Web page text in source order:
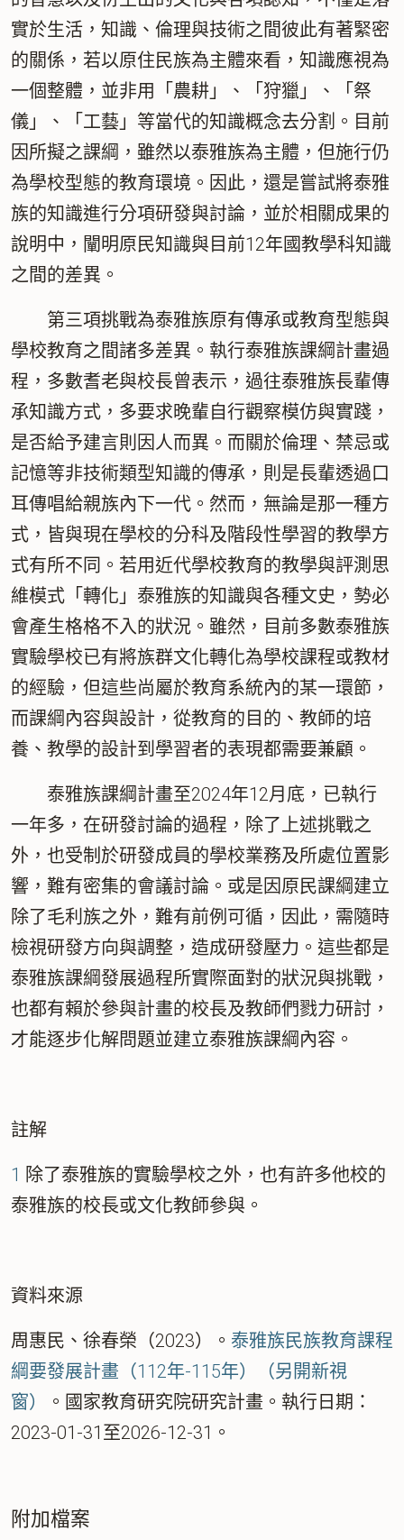
實於生活，知識、倫理與技術之間彼此有著緊密
的關係，若以原住民族為主體來看，知識應視為
一個整體，並非用「農耕」、「狩獵」、「祭
儀」、「工藝」等當代的知識概念去分割。目前
因所擬之課綱，雖然以泰雅族為主體，但施行仍
為學校型態的教育環境。因此，還是嘗試將泰雅
族的知識進行分項研發與討論，並於相關成果的
說明中，闡明原民知識與目前12年國教學科知識
之間的差異。
第三項挑戰為泰雅族原有傳承或教育型態與
學校教育之間諸多差異。執行泰雅族課綱計畫過
程，多數耆老與校長曾表示，過往泰雅族長輩傳
承知識方式，多要求晚輩自行觀察模仿與實踐，
是否給予建言則因人而異。而關於倫理、禁忌或
記憶等非技術類型知識的傳承，則是長輩透過口
耳傳唱給親族內下一代。然而，無論是那一種方
式，皆與現在學校的分科及階段性學習的教學方
式有所不同。若用近代學校教育的教學與評測思
維模式「轉化」泰雅族的知識與各種文史，勢必
會產生格格不入的狀況。雖然，目前多數泰雅族
實驗學校已有將族群文化轉化為學校課程或教材
的經驗，但這些尚屬於教育系統內的某一環節，
而課綱內容與設計，從教育的目的、教師的培
養、教學的設計到學習者的表現都需要兼顧。
泰雅族課綱計畫至2024年12月底，已執行
一年多，在研發討論的過程，除了上述挑戰之
外，也受制於研發成員的學校業務及所處位置影
響，難有密集的會議討論。或是因原民課綱建立
除了毛利族之外，難有前例可循，因此，需隨時
檢視研發方向與調整，造成研發壓力。這些都是
泰雅族課綱發展過程所實際面對的狀況與挑戰，
也都有賴於參與計畫的校長及教師們戮力研討，
才能逐步化解問題並建立泰雅族課綱內容。
註解
1 除了泰雅族的實驗學校之外，也有許多他校的
泰雅族的校長或文化教師參與。
資料來源
周惠民、徐春榮（2023）。 泰雅族民族教育課程
綱要發展計畫（112年-115年）（另開新視
窗）
。國家教育研究院研究計畫。執行日期：
2023-01-31至2026-12-31。
附加檔案